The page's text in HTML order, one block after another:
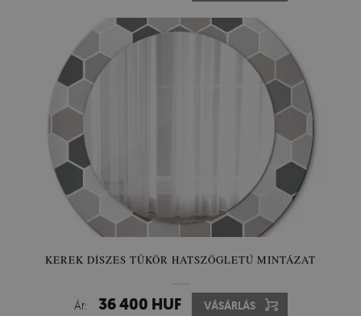
KEREK DÍSZES TÜKÖR HATSZÖGLETŰ MINTÁZAT
Ár: 36 400 HUF VÁSÁRLÁS